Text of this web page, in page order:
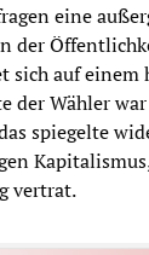
eine
der
auf einem
der Wähler
spiegelte
vertrat.